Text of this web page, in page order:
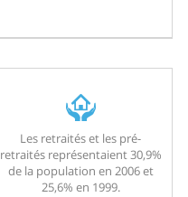
Les retraités et les pré-
retraités représentaient 30,9%
de la population en 2006 et
25,6% en 1999.